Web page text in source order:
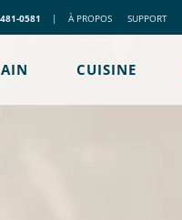
0581 | À PROPOS SUPPORT
CUISINE